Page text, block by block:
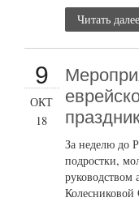
Читать далее
9
ОКТ
18
За неделю до
подростки,
руководством